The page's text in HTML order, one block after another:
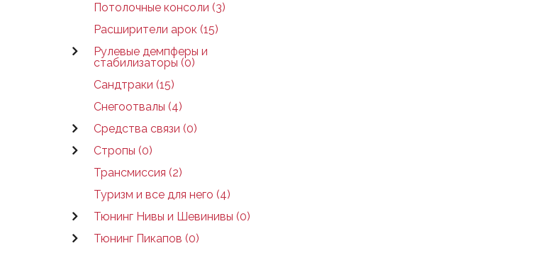
Потолочные консоли (3)
Расширители арок (15)
Рулевые демпферы и
стабилизаторы (0)
Сандтраки (15)
Снегоотвалы (4)
Средства связи (0)
Стропы (0)
Трансмиссия (2)
Туризм и все для него (4)
Тюнинг Нивы и Шевинивы (0)
Тюнинг Пикапов (0)